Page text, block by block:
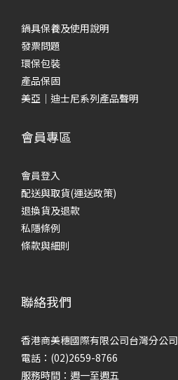
鍋具保養及使用說明
發票問題
環保包裝
產品保固
美亞｜迪士尼系列產品聲明
會員專區
會員登入
配送與取貨(運送政策)
退換貨及退款
私隱條例
條款與細則
聯絡我們
香港商美穗國際有限公司台灣分公司
電話：(02)2659-8766
服務時間：週一至週五